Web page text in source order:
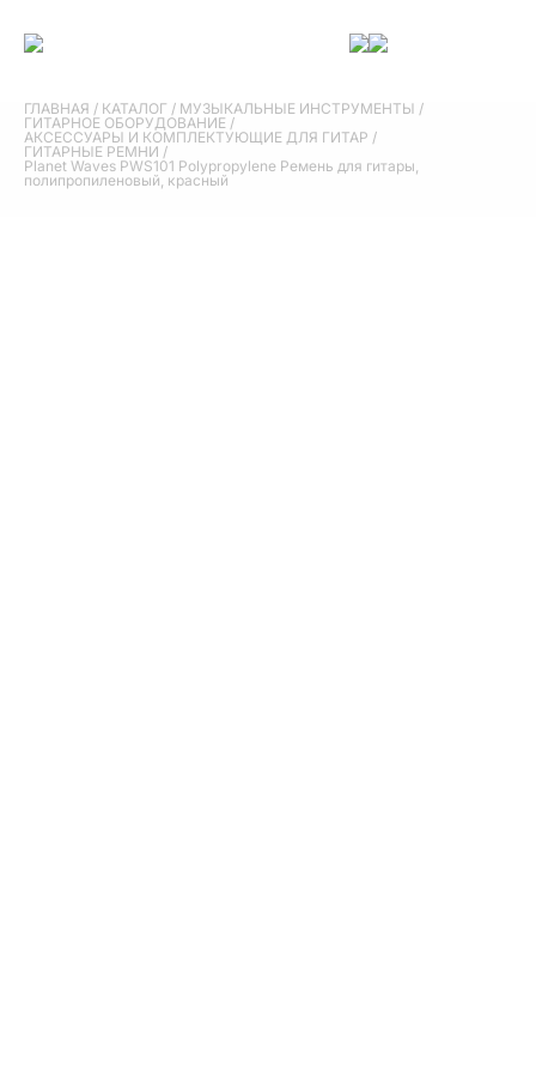
ГЛАВНАЯ / КАТАЛОГ / МУЗЫКАЛЬНЫЕ ИНСТРУМЕНТЫ /
ГИТАРНОЕ ОБОРУДОВАНИЕ /
АКСЕССУАРЫ И КОМПЛЕКТУЮЩИЕ ДЛЯ ГИТАР /
ГИТАРНЫЕ РЕМНИ /
Planet Waves PWS101 Polypropylene Ремень для гитары,
полипропиленовый, красный